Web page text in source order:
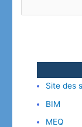
Site des
BIM
MEQ